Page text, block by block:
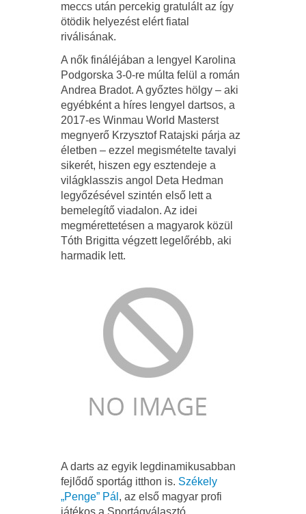
meccs után percekig gratulált az így
ötödik helyezést elért fiatal
riválisának.
A nők fináléjában a lengyel Karolina
Podgorska 3-0-re múlta felül a román
Andrea Bradot. A győztes hölgy – aki
egyébként a híres lengyel dartsos, a
2017-es Winmau World Masterst
megnyerő Krzysztof Ratajski párja az
életben – ezzel megismételte tavalyi
sikerét, hiszen egy esztendeje a
világklasszis angol Deta Hedman
legyőzésével szintén első lett a
bemelegítő viadalon. Az idei
megmérettetésen a magyarok közül
Tóth Brigitta végzett legelőrébb, aki
harmadik lett.
A darts az egyik legdinamikusabban
fejlődő sportág itthon is. Székely
„Penge” Pál , az első magyar profi
játékos a Sportágválasztó